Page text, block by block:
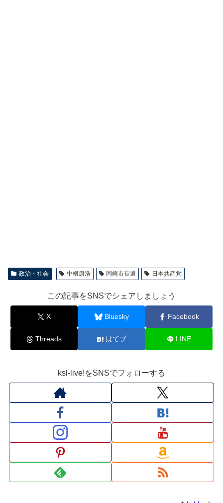
政治・社会 中根康浩 岡崎市長選 日本共産党
この記事をSNSでシェアしましょう
X Bluesky Facebook
Threads はてブ LINE
ksl-live!をSNSでフォローする